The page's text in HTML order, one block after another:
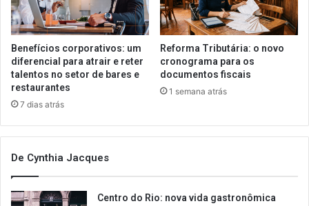
Benefícios corporativos: um
diferencial para atrair e reter
talentos no setor de bares e
restaurantes
7 dias atrás
Reforma Tributária: o novo
cronograma para os
documentos fiscais
1 semana atrás
De Cynthia Jacques
Centro do Rio: nova vida gastronômica